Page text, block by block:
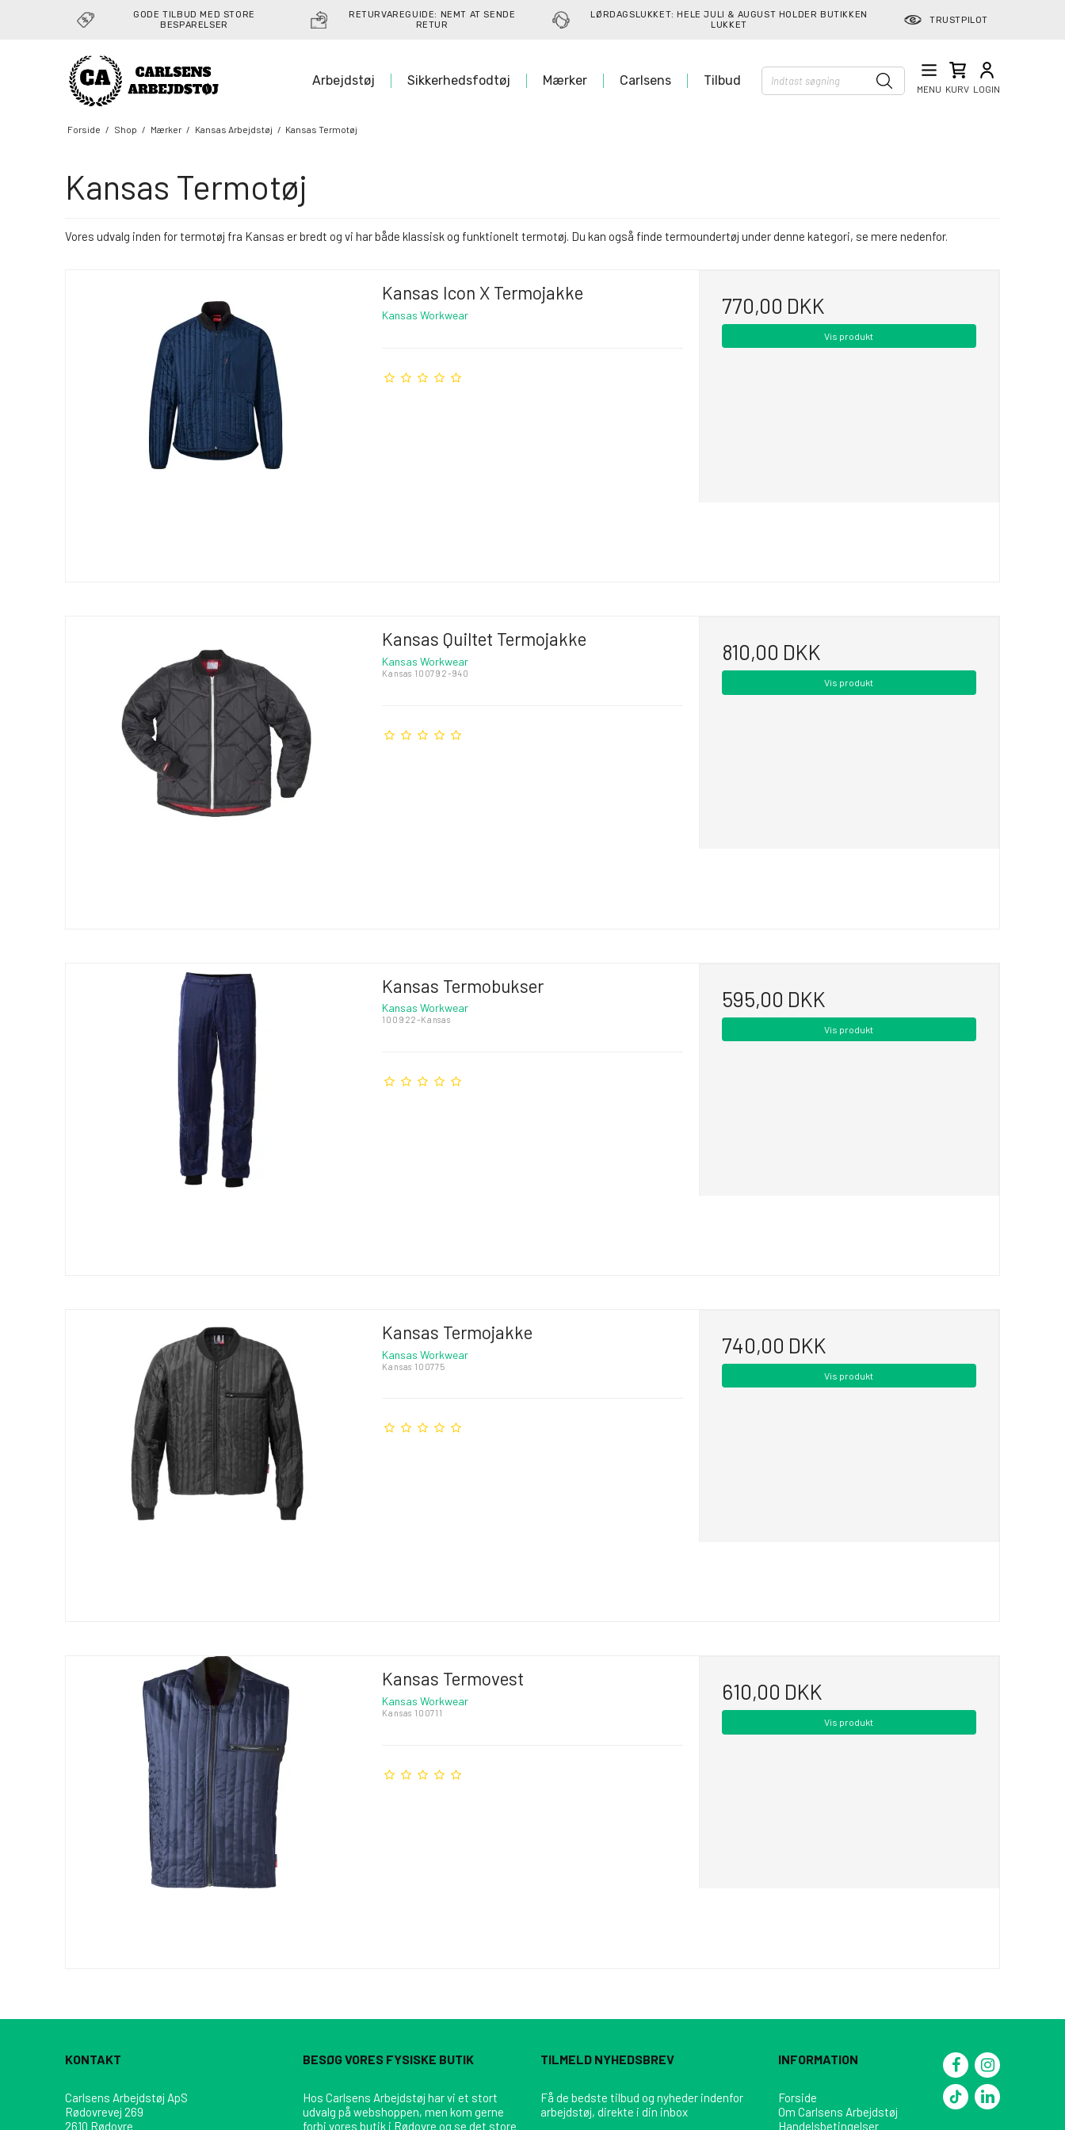
GODE TILBUD MED STORE
BESPARELSER
RETURVAREGUIDE: NEMT AT SENDE
RETUR
LØRDAGSLUKKET: HELE JULI & AUGUST HOLDER BUTIKKEN
LUKKET
TRUSTPILOT
Arbejdstøj Sikkerhedsfodtøj Mærker Carlsens Tilbud
MENU KURV LOGIN
Forside / Shop / Mærker / Kansas Arbejdstøj / Kansas Termotøj
Kansas Termotøj
Vores udvalg inden for termotøj fra Kansas er bredt og vi har både klassisk og funktionelt termotøj. Du kan også finde termoundertøj under denne kategori, se mere nedenfor.
Kansas Icon X Termojakke
Kansas Workwear 770,00 DKK
Vis produkt
Kansas Quiltet Termojakke
Kansas Workwear
Kansas 100792-940
810,00 DKK
Vis produkt
Kansas Termobukser
Kansas Workwear
100922-Kansas
595,00 DKK
Vis produkt
Kansas Termojakke
Kansas Workwear
Kansas 100775
740,00 DKK
Vis produkt
Kansas Termovest
Kansas Workwear
Kansas 100711
610,00 DKK
Vis produkt
KONTAKT
Carlsens Arbejdstøj ApS
Rødovrevej 269
2610 Rødovre
BESØG VORES FYSISKE BUTIK
Hos Carlsens Arbejdstøj har vi et stort
udvalg på webshoppen, men kom gerne
forbi vores butik i Rødovre og se det store
TILMELD NYHEDSBREV
Få de bedste tilbud og nyheder indenfor
arbejdstøj, direkte i din inbox
INFORMATION
Forside
Om Carlsens Arbejdstøj
Handelsbetingelser